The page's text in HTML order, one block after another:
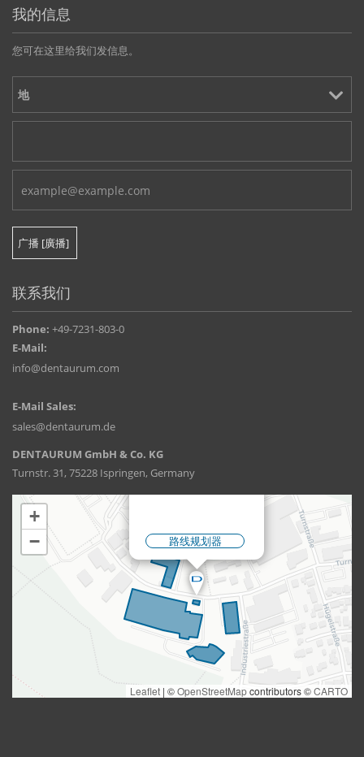
我的信息
您可在这里给我们发信息。
联系我们
Phone: +49-7231-803-0
E-Mail:
info@dentaurum.com
E-Mail Sales:
sales@dentaurum.de
DENTAURUM GmbH & Co. KG
Turnstr. 31, 75228 Ispringen, Germany